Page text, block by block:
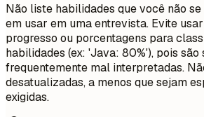
Não liste habilidades que você não
em usar em uma entrevista. Evite
progresso ou porcentagens para
habilidades (ex: 'Java: 80%'), pois
frequentemente mal interpretadas.
desatualizadas, a menos que sejam
exigidas.